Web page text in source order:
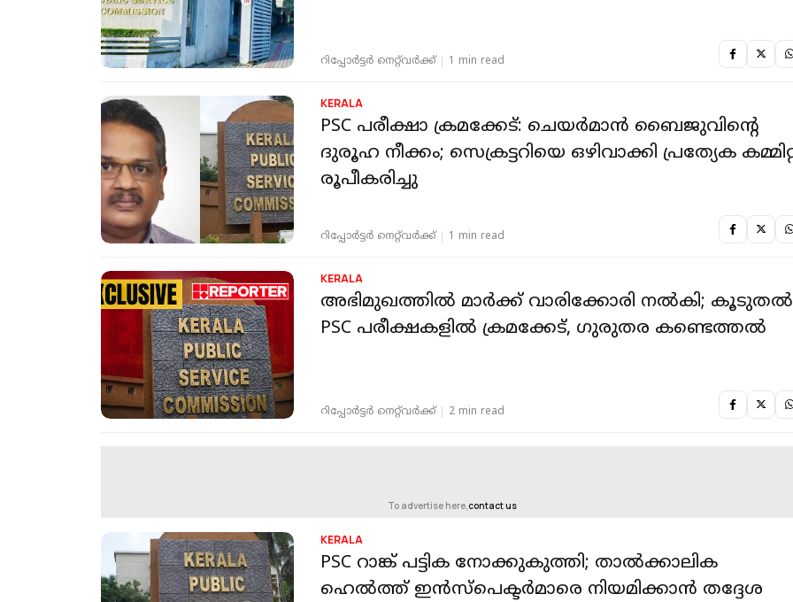
റിപ്പോർട്ടർ നെറ്റ്‌വര്‍ക്ക്‌ 1 min read
KERALA
PSC പരീക്ഷാ ക്രമക്കേട്: ചെയർമാൻ ബൈജുവിൻ്റെ
ദുരൂഹ നീക്കം; സെക്രട്ടറിയെ ഒഴിവാക്കി പ്രത്യേക
രൂപീകരിച്ചു
റിപ്പോർട്ടർ നെറ്റ്‌വര്‍ക്ക്‌ 1 min read
KERALA
അഭിമുഖത്തില്‍ മാര്‍ക്ക് വാരിക്കോരി നല്‍കി; കൂടുതല്‍
PSC പരീക്ഷകളില്‍ ക്രമക്കേട്, ഗുരുതര കണ്ടെത്തല്‍
റിപ്പോർട്ടർ നെറ്റ്‌വര്‍ക്ക്‌ 2 min read
To advertise here,contact us
KERALA
PSC റാങ്ക് പട്ടിക നോക്കുകുത്തി; താൽക്കാലിക
ഹെൽത്ത് ഇൻസ്പെക്ടർമാരെ നിയമിക്കാൻ തദ്ദേശ